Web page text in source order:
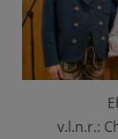
v.l.n.r.: